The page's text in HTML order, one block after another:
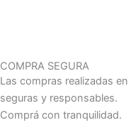
COMPRA SEGURA
Las compras realizadas
seguras y responsables.
Comprá con tranquilidad.